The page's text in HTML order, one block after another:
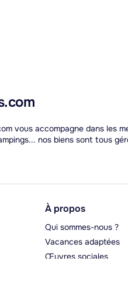
vous accompagne dans les
nos biens sont tous
À propos
Qui sommes-nous ?
Vacances adaptées
Œuvres sociales